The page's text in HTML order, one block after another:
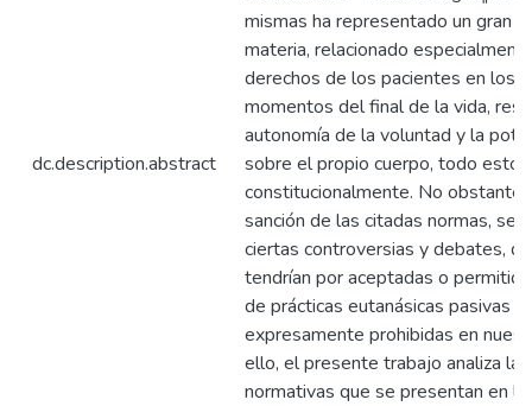
dc.description.abstract
mismas ha representado un gran
materia, relacionado
derechos de los pacientes en los
momentos del final de la vida,
autonomía de la voluntad y la
sobre el propio cuerpo, todo esto
constitucionalmente. No obstante
sanción de las citadas normas, se
ciertas controversias y debates,
tendrían por aceptadas o
de prácticas eutanásicas pasivas e
expresamente prohibidas en
ello, el presente trabajo analiza
normativas que se presentan en